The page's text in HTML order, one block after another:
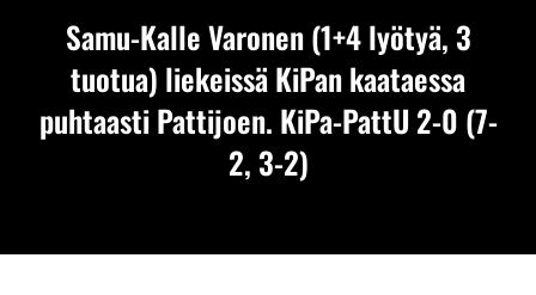
Samu-Kalle Varonen (1+4 lyötyä, 3
tuotua) liekeissä KiPan kaataessa
puhtaasti Pattijoen. KiPa-PattU 2-0 (7-
2, 3-2)